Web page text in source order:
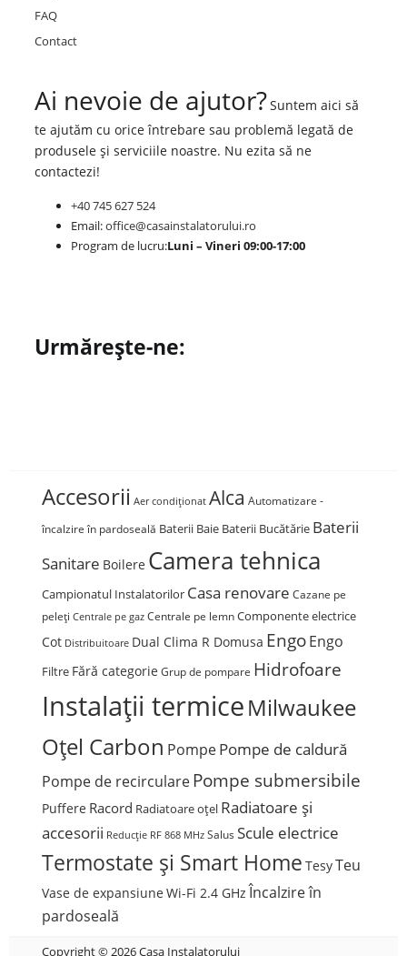
FAQ
Contact
Ai nevoie de ajutor?Suntem aici să
te ajutăm cu orice întrebare sau problemă legată de
produsele și serviciile noastre. Nu ezita să ne
contactezi!
+40 745 627 524
Email:office@casainstalatorului.ro
Program de lucru:Luni – Vineri 09:00-17:00
Urmărește-ne:
Accesorii Aer condiționat Alca Automatizare -
încalzire în pardoseală Baterii Baie Baterii Bucătărie Baterii
Sanitare Boilere Camera tehnica
Campionatul Instalatorilor Casa renovare Cazane pe
peleți Centrale pe gaz Centrale pe lemn Componente electrice
Cot Distribuitoare Dual Clima R Domusa EngoEngo
Filtre Fără categorie Grup de pompare Hidrofoare
Instalații termiceMilwaukee
Oțel Carbon PompePompe de caldură
Pompe de recircularePompe submersibile
Puffere Racord Radiatoare oțel Radiatoare și
accesorii Reducție RF 868 MHz Salus Scule electrice
Termostate și Smart Home TesyTeu
Vase de expansiune Wi-Fi 2.4 GHz Încalzire în
pardoseală
Copyright © 2026 Casa Instalatorului